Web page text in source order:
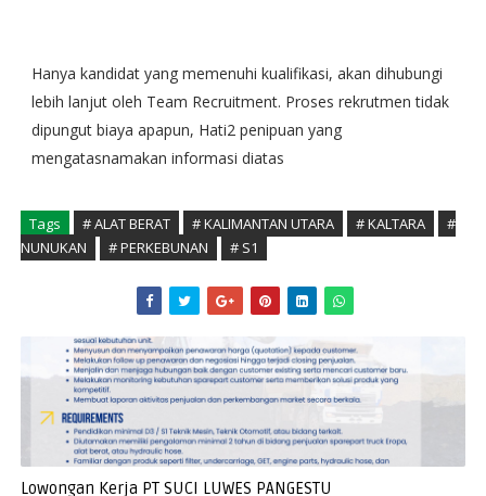
Hanya kandidat yang memenuhi kualifikasi, akan dihubungi
lebih lanjut oleh Team Recruitment. Proses rekrutmen tidak
dipungut biaya apapun, Hati2 penipuan yang
mengatasnamakan informasi diatas
Tags # ALAT BERAT # KALIMANTAN UTARA # KALTARA
#
NUNUKAN
# PERKEBUNAN # S1
Lowongan Kerja PT SUCI LUWES PANGESTU